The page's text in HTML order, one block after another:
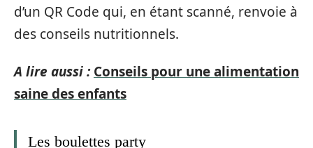
d’un QR Code qui, en étant scanné, renvoie à
des conseils nutritionnels.
A lire aussi : Conseils pour une alimentation
saine des enfants
Les boulettes party